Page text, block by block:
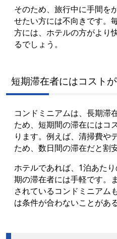
そのため、旅行中に手間を
せたい方には不向きです。
方には、ホテルの方がより
るでしょう。
短期滞在者にはコスト
コンドミニアムは、長期滞
ため、短期間の滞在にはコ
ります。例えば、清掃費や
ため、数日間の滞在だと割
ホテルであれば、1泊あた
期の滞在者には手軽です。
されているコンドミニアム
は条件が合わないことがあ